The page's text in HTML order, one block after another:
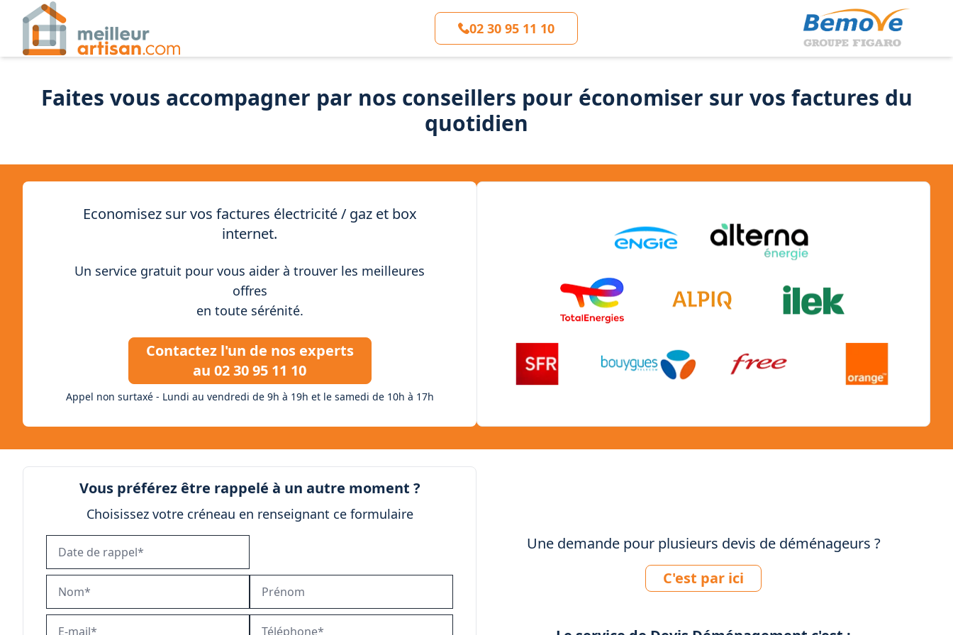
02 30 95 11 10
Faites vous accompagner par nos conseillers pour économiser sur vos factures du
quotidien
Economisez sur vos factures électricité / gaz et box
internet.
Un service gratuit pour vous aider à trouver les meilleures
offres
en toute sérénité.
Contactez l'un de nos experts
au 02 30 95 11 10
Appel non surtaxé - Lundi au vendredi de 9h à 19h et le samedi de 10h à 17h
Vous préférez être rappelé à un autre moment ?
Choisissez votre créneau en renseignant ce formulaire
Une demande pour plusieurs devis de déménageurs ?
C'est par ici